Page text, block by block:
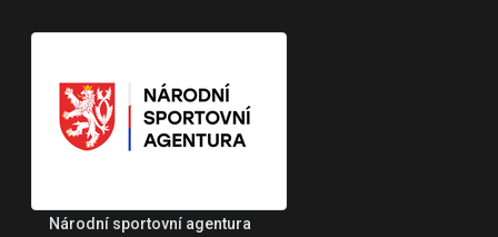
Národní sportovní agentura